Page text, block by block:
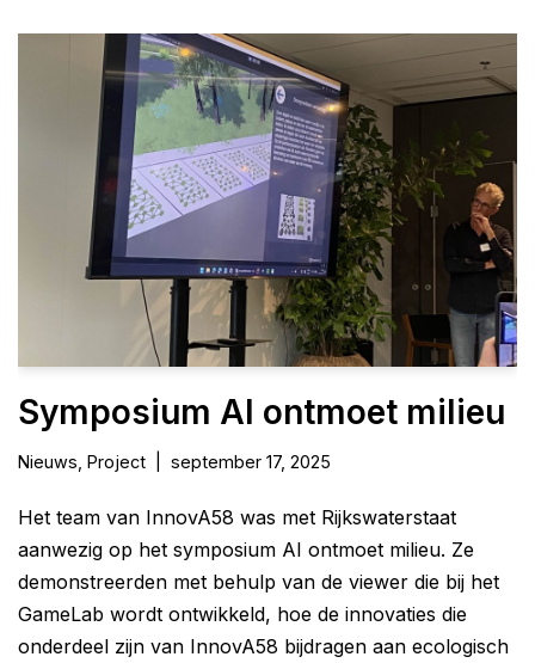
Symposium AI ontmoet milieu
Nieuws Project september 17, 2025
Het team van InnovA58 was met Rijkswaterstaat
aanwezig op het symposium AI ontmoet milieu. Ze
demonstreerden met behulp van de viewer die bij het
GameLab wordt ontwikkeld, hoe de innovaties die
onderdeel zijn van InnovA58 bijdragen aan ecologisch